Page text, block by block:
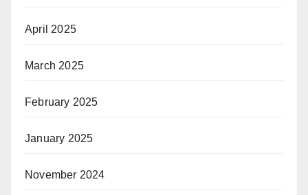
April 2025
March 2025
February 2025
January 2025
November 2024